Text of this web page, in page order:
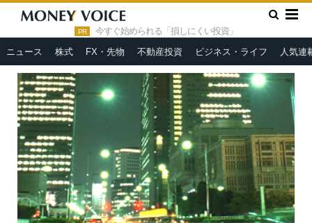
PR 今すぐ始められる「損しにくい投資」
ニュース 株式 FX・先物 不動産投資 ビジネス・ライフ 人気連
HOME » 市況ヘッドライン
注目銘柄ダイジェスト（前場）:
データセク、技術承継機構、テルモなど